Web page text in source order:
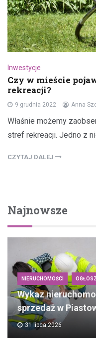
Inwestycje
Czy w mieście
rekreacji?
9 grudnia 2022 Anna
Właśnie możemy
stref rekreacji. Jedno z
CZYTAJ DALEJ
Najnowsze
NIERUCHOMOŚCI
Wykaz
sprzedaż w
31 lipca 2026